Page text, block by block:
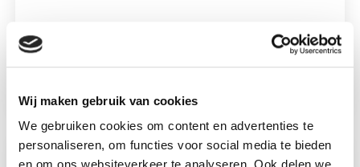
Wij maken gebruik van cookies
We gebruiken cookies om content en advertenties te
personaliseren, om functies voor social media te bieden
Glas of kunststof?
30 juli 2026